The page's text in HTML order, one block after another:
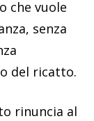
che vuole
senza
del ricatto.
rinuncia al